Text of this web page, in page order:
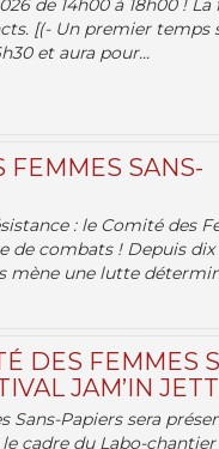
de 14h00 à 18h00 !
[(- Un premier temps
et aura pour...
FEMMES SANS-
: le Comité des
de combats ! Depuis dix
mène une lutte
DES FEMMES
JAM’IN
Papiers sera
cadre du Labo-chantier